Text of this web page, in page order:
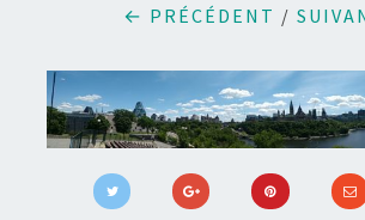
← PRÉCÉDENT /